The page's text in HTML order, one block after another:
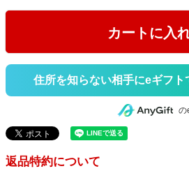
カートに入
住所を知らない相手にeギフト
の
返品特約について